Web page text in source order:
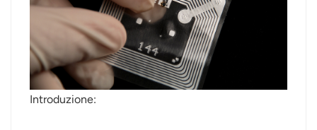
Nederland
عربي
日语
Introduzione: